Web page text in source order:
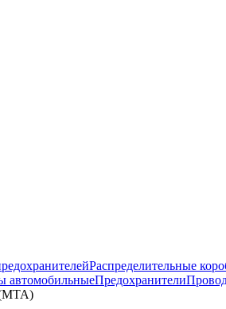
Распределительные
автомобильныеПредохранители